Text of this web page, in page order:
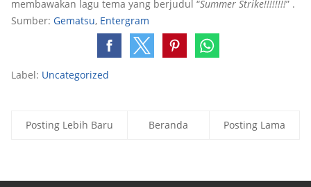
membawakan lagu tema yang berjudul “Summer Strike!!!!!!!!” .
Sumber: Gematsu, Entergram
Label: Uncategorized
Posting Lebih Baru Posting Lama
Beranda